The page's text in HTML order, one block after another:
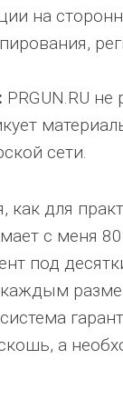
на
PRGUN.RU
сети.
как для
с меня
под
каждым
а